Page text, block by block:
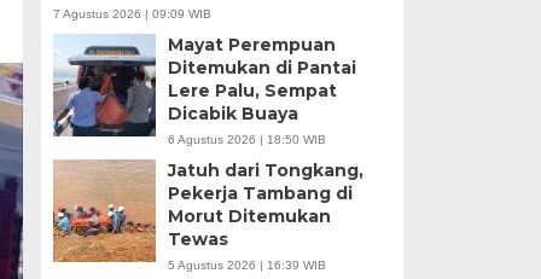
7 Agustus 2026 | 09:09 WIB
Mayat Perempuan
Ditemukan di Pantai
Lere Palu, Sempat
Dicabik Buaya
6 Agustus 2026 | 18:50 WIB
Jatuh dari Tongkang,
Pekerja Tambang di
Morut Ditemukan
Tewas
5 Agustus 2026 | 16:39 WIB